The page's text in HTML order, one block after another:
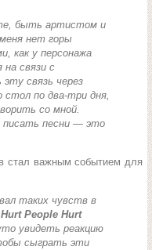
быть артистом и
нет горы
как у персонажа
связи с
связь через
стол по два-три дня,
со мной.
писать песни — это
стал важным событием для
таких чувств в
Hurt People Hurt
увидеть реакцию
сыграть эти